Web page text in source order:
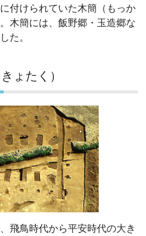
付けられていた木簡（もっか
木簡には、飯野郷・玉造郷な
た。
ょたく）
飛鳥時代から平安時代の大き